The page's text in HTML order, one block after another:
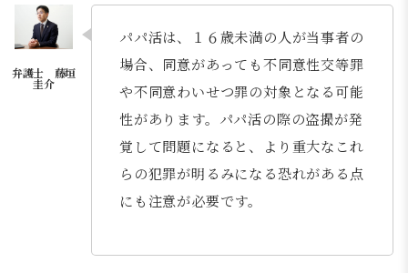
パパ活は、１６歳未満の人が当事者の
場合、同意があっても不同意性交等罪
や不同意わいせつ罪の対象となる可能
性があります。パパ活の際の盗撮が発
覚して問題になると、より重大なこれ
らの犯罪が明るみになる恐れがある点
にも注意が必要です。